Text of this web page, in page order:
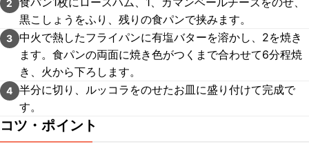
2
黒こしょうをふり、残りの食パンで挟みます。
3 中火で熱したフライパンに有塩バターを溶かし、2を焼き
ます。食パンの両面に焼き色がつくまで合わせて6分程焼
き、火から下ろします。
4 半分に切り、ルッコラをのせたお皿に盛り付けて完成で
す。
コツ・ポイント